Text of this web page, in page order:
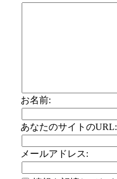
お名前:
あなたのサイトのURL:
メールアドレス: